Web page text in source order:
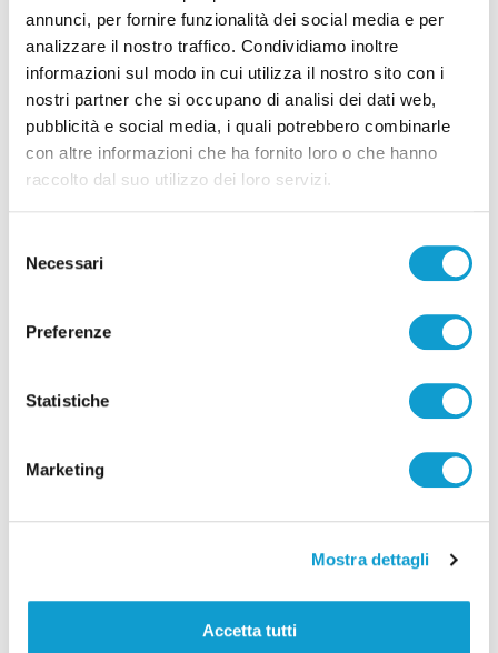
annunci, per fornire funzionalità dei social media e per
analizzare il nostro traffico. Condividiamo inoltre
informazioni sul modo in cui utilizza il nostro sito con i
nostri partner che si occupano di analisi dei dati web,
pubblicità e social media, i quali potrebbero combinarle
con altre informazioni che ha fornito loro o che hanno
raccolto dal suo utilizzo dei loro servizi.
delNecessari
Preferenze
Statistiche
Marketing
Mostra dettagli
Accetta tutti
Pubblicità